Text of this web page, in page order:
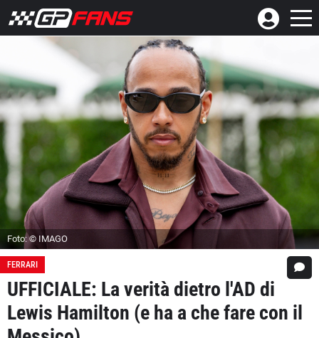
Foto: © IMAGO
FERRARI
UFFICIALE: La verità dietro l'AD di
Lewis Hamilton (e ha a che fare con il